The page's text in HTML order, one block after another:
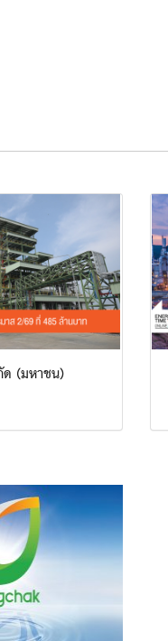
(มหาชน)